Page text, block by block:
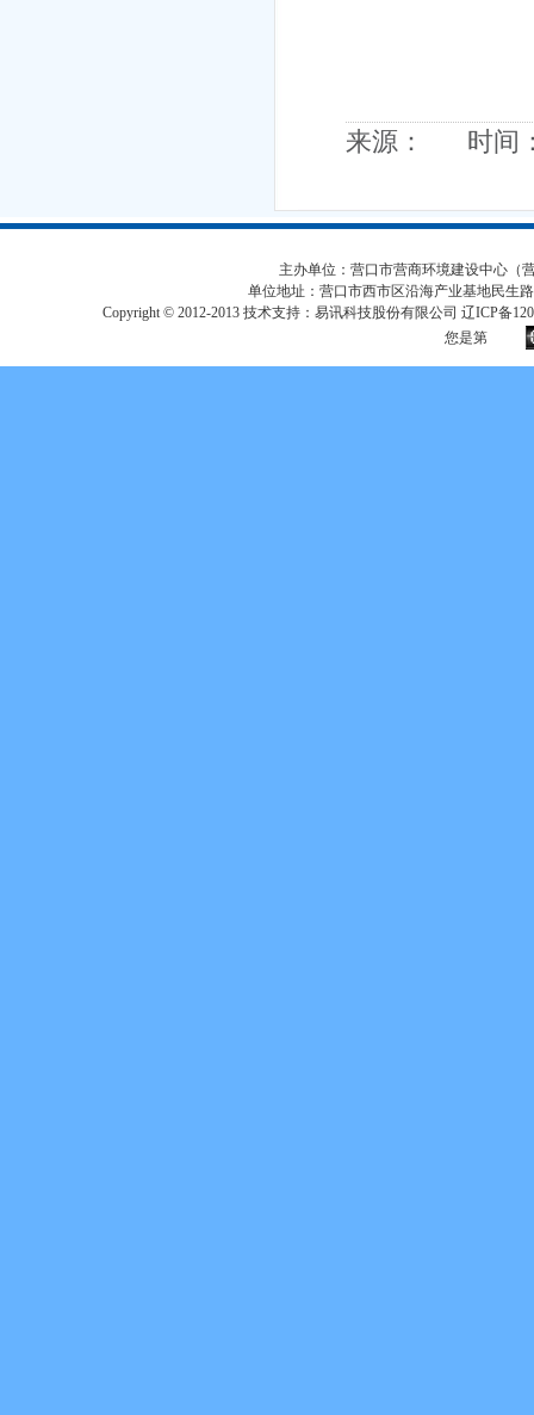
来源： 时间：
主办单位：营口市营商环境建设中心（
单位地址：营口市西市区沿海产业基地民生
Copyright © 2012-2013 技术支持：易讯科技股份有限公司 辽ICP备
您是第